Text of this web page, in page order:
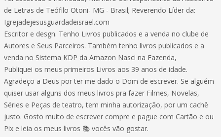
de Letras de Teófilo Otoni- MG - Brasil; Reverendo Líder da:
Igrejadejesusguardadeisrael.com
Escritor e desgn. Tenho Livros publicados e a venda no clube de
Autores e Seus Parceiros. Também tenho livros publicados e a
venda no Sistema KDP da Amazon Nasci na Fazenda,
Publiquei os meus primeiros Livros aos 39 anos de idade.
Agradeço a Deus por ter me dado o Dom de escrever. Se alguém
quiser usar alguns dos meus livros pra fazer Filmes, Novelas,
Séries e Peças de teatro, tem minha autorização, por um cachê
justo. Gosto muito de escrever compre e pague com Cartão e ou
Pix e leia os meus livros 📚 vocês vão gostar.